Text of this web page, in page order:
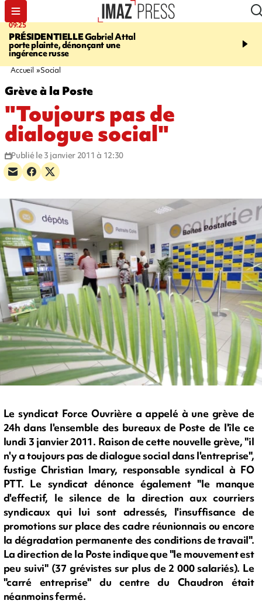
09:25
PRÉSIDENTIELLEGabriel Attal
porte plainte, dénonçant une
ingérence russe
11:43
accident après le virage
Accueil Social
Grève à la Poste
"Toujours pas de
dialogue social"
Publié le 3 janvier 2011 à 12:30
Le syndicat Force Ouvrière a appelé à une grève de
24h dans l'ensemble des bureaux de Poste de l'île ce
lundi 3 janvier 2011. Raison de cette nouvelle grève, "il
n'y a toujours pas de dialogue social dans l'entreprise",
fustige Christian Imary, responsable syndical à FO
PTT. Le syndicat dénonce également "le manque
d'effectif, le silence de la direction aux courriers
syndicaux qui lui sont adressés, l'insuffisance de
promotions sur place des cadre réunionnais ou encore
la dégradation permanente des conditions de travail".
La direction de la Poste indique que "le mouvement est
peu suivi" (37 grévistes sur plus de 2 000 salariés). Le
"carré entreprise" du centre du Chaudron était
néanmoins fermé.